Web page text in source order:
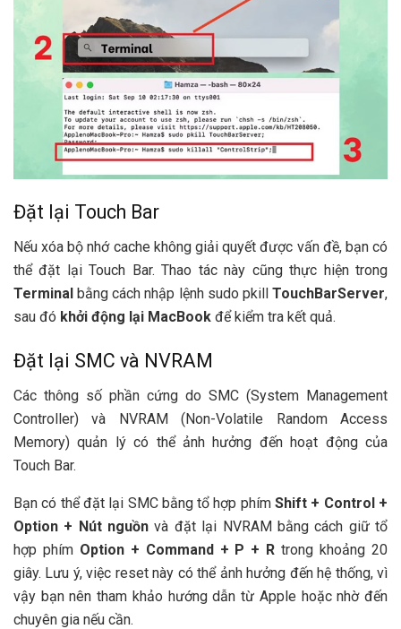
Đặt lại Touch Bar
Nếu xóa bộ nhớ cache không giải quyết được vấn đề, bạn có
thể đặt lại Touch Bar. Thao tác này cũng thực hiện trong
Terminal bằng cách nhập lệnh sudo pkill TouchBarServer,
sau đó khởi động lại MacBook để kiểm tra kết quả.
Đặt lại SMC và NVRAM
Các thông số phần cứng do SMC (System Management
Controller) và NVRAM (Non-Volatile Random Access
Memory) quản lý có thể ảnh hưởng đến hoạt động của
Touch Bar.
Bạn có thể đặt lại SMC bằng tổ hợp phímShift + Control +
Option + Nút nguồn và đặt lại NVRAM bằng cách giữ tổ
hợp phím Option + Command + P + R trong khoảng 20
giây. Lưu ý, việc reset này có thể ảnh hưởng đến hệ thống, vì
vậy bạn nên tham khảo hướng dẫn từ Apple hoặc nhờ đến
chuyên gia nếu cần.